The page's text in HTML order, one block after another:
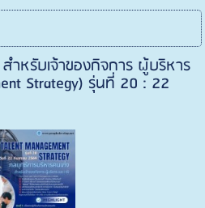
ำหรับเจ้าของกิจการ ผู้บริหาร
Strategy) รุ่นที่ 20 : 22